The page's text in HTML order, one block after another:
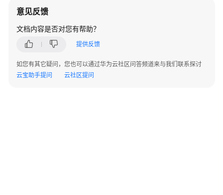
API
考
用
前
意见反馈
文档内容是否对您有帮助？
提供反馈
如您有其它疑问，您也可以通过华为云社区问答频道来与我们联系探讨
云宝助手提问
云社区提问